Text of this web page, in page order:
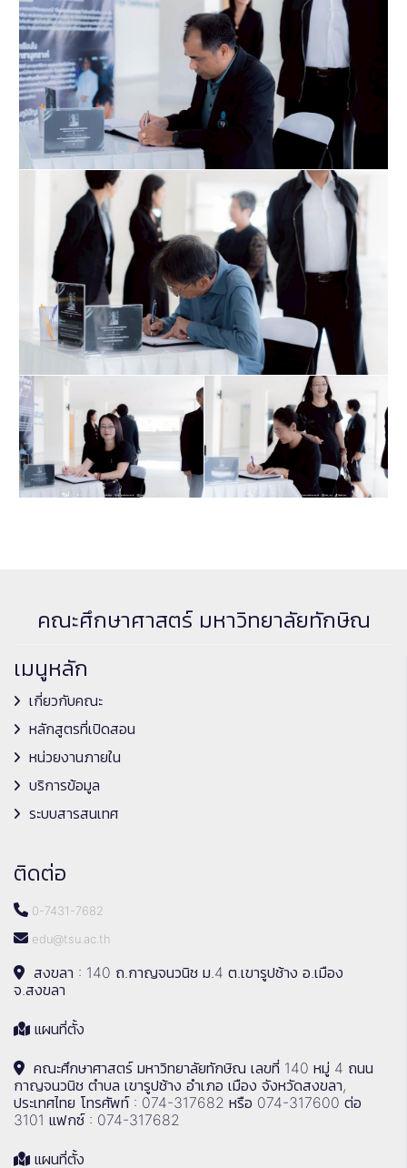
คณะศึกษาศาสตร์ มหาวิทยาลัยทักษิณ
เมนูหลัก
เกี่ยวกับคณะ
หลักสูตรที่เปิดสอน
หน่วยงานภายใน
บริการข้อมูล
ระบบสารสนเทศ
ติดต่อ
0-7431-7682
edu@tsu.ac.th
สงขลา : 140 ถ.กาญจนวนิช ม.4 ต.เขารูปช้าง อ.เมือง
จ.สงขลา
แผนที่ตั้ง
คณะศึกษาศาสตร์ มหาวิทยาลัยทักษิณ เลขที่ 140 หมู่ 4 ถนน
กาญจนวนิช ตำบล เขารูปช้าง อำเภอ เมือง จังหวัดสงขลา,
ประเทศไทย โทรศัพท์ : 074-317682 หรือ 074-317600 ต่อ
3101 แฟกซ์ : 074-317682
แผนที่ตั้ง